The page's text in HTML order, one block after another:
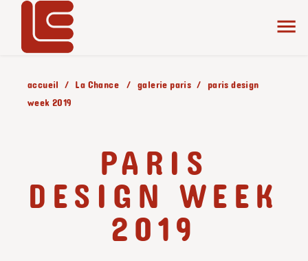
accueil La Chance galerie paris
paris design
week 2019
PARIS
DESIGN WEEK
2019